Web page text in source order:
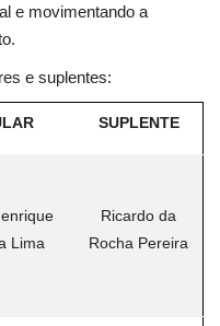
e movimentando a
e suplentes:
SUPLENTE
Lima
Ricardo da
Rocha Pereira